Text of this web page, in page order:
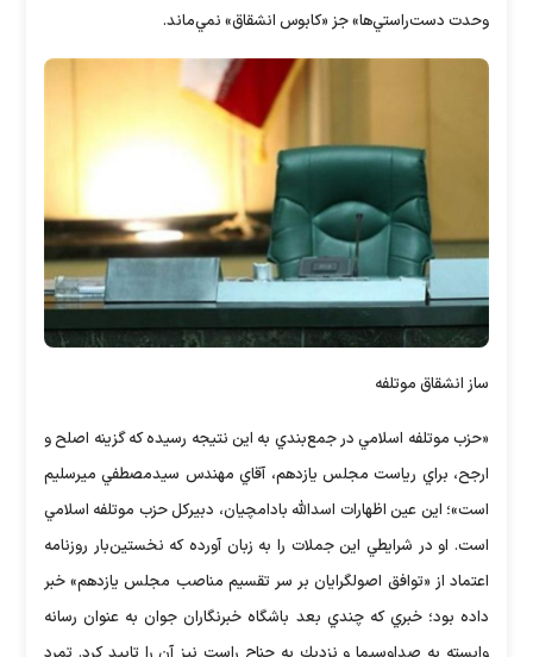
وحدت دست‌راستي‌ها» جز «كابوس انشقاق» نمي‌ماند.
ساز انشقاق موتلفه
«حزب موتلفه اسلامي در جمع‌بندي به اين نتيجه رسيده كه گزينه اصلح و
ارجح، براي رياست مجلس يازدهم، آقاي مهندس سيدمصطفي ميرسليم
است»؛ اين عين اظهارات اسدالله بادامچيان، دبيركل حزب موتلفه اسلامي
است. او در شرايطي اين جملات را به زبان آورده كه نخستين‌بار روزنامه
اعتماد از «توافق اصولگرايان بر سر تقسيم مناصب مجلس يازدهم» خبر
داده بود؛ خبري كه چندي بعد باشگاه خبرنگاران جوان به عنوان رسانه